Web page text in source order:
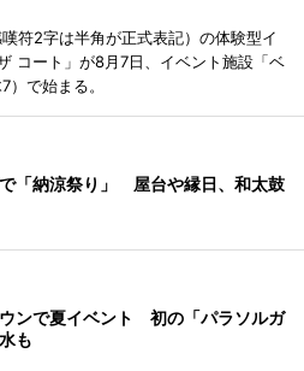
符2字は半角が正式表記）の体験型イ
コート」が8月7日、イベント施設「ベ
で始まる。
「納涼祭り」 屋台や縁日、和太鼓
ンで夏イベント 初の「パラソルガ
も